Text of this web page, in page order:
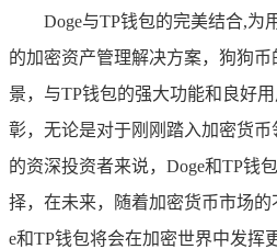
Doge与TP钱包的完美结合,为
的加密资产管理解决方案，狗狗
景，与TP钱包的强大功能和良好
彰，无论是对于刚刚踏入加密货
的资深投资者来说，Doge和TP钱
择，在未来，随着加密货币市场
e和TP钱包将会在加密世界中发挥